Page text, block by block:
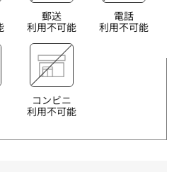
郵送
利用不可能
電話
利用不可能
コンビニ
利用不可能